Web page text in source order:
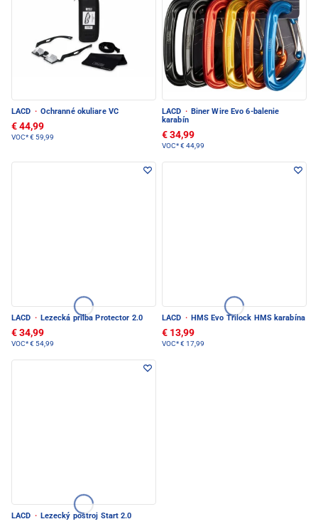
LACD · Ochranné okuliare VC
€ 44,99
VOC*€ 59,99
LACD · Biner Wire Evo 6-balenie
karabín
€ 34,99
VOC*€ 44,99
LACD · Lezecká prilba Protector 2.0
€ 34,99
VOC*€ 54,99
LACD · HMS Evo Trilock HMS karabína
€ 13,99
VOC*€ 17,99
LACD · Lezecký postroj Start 2.0